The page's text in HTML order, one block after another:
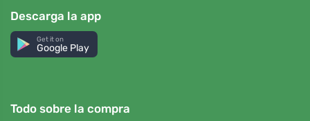
Descarga la app
Get it on
Google Play
Todo sobre la compra